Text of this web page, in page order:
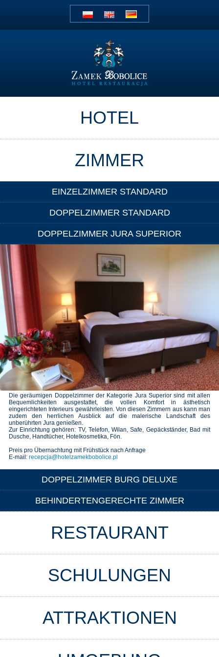
HOTEL
ZIMMER
EINZELZIMMER STANDARD
DOPPELZIMMER STANDARD
DOPPELZIMMER JURA SUPERIOR
Die geräumigen Doppelzimmer der Kategorie Jura Superior sind mit allen
Bequemlichkeiten ausgestattet, die vollen Komfort in ästhetisch
eingerichteten Interieurs gewährleisten. Von diesen Zimmern aus kann man
zudem den herrlichen Ausblick auf die malerische Landschaft des
unberührten Jura genießen.
Zur Einrichtung gehören: TV, Telefon, Wilan, Safe, Gepäckständer, Bad mit
Dusche, Handtücher, Hotelkosmetika, Fön.
Preis pro Übernachtung mit Frühstück nach Anfrage
E-mail: recepcja@hotelzamekbobolice.pl
DOPPELZIMMER BURG DELUXE
BEHINDERTENGERECHTE ZIMMER
RESTAURANT
SCHULUNGEN
ATTRAKTIONEN